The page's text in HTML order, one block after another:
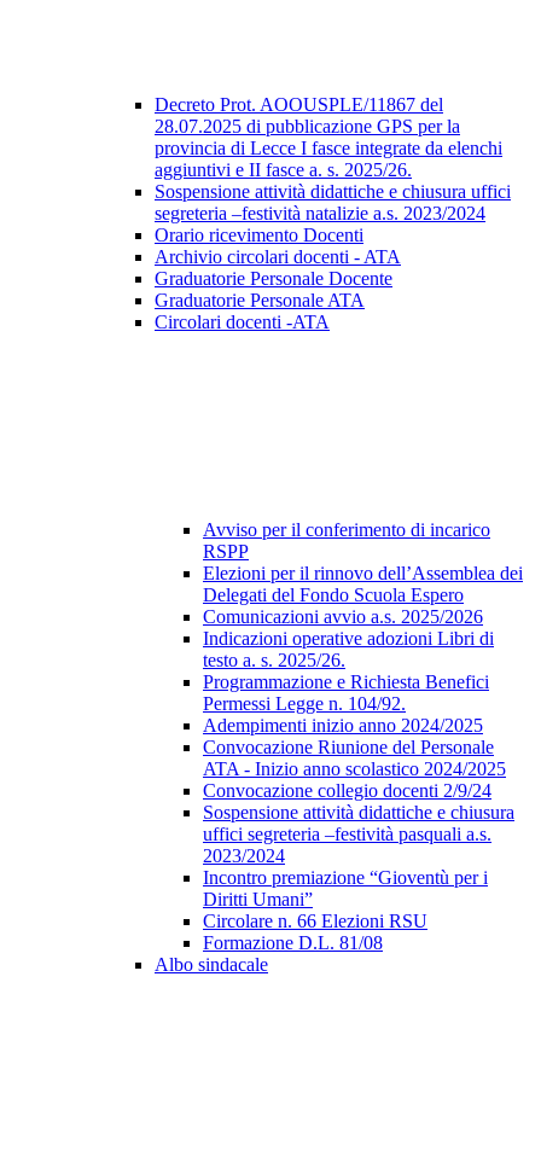
Decreto Prot. AOOUSPLE/11867 del
28.07.2025 di pubblicazione GPS per la
provincia di Lecce I fasce integrate da elenchi
aggiuntivi e II fasce a. s. 2025/26.
Sospensione attività didattiche e chiusura uffici
segreteria –festività natalizie a.s. 2023/2024
Orario ricevimento Docenti
Archivio circolari docenti - ATA
Graduatorie Personale Docente
Graduatorie Personale ATA
Circolari docenti -ATA
Avviso per il conferimento di incarico
RSPP
Elezioni per il rinnovo dell’Assemblea dei
Delegati del Fondo Scuola Espero
Comunicazioni avvio a.s. 2025/2026
Indicazioni operative adozioni Libri di
testo a. s. 2025/26.
Programmazione e Richiesta Benefici
Permessi Legge n. 104/92.
Adempimenti inizio anno 2024/2025
Convocazione Riunione del Personale
ATA - Inizio anno scolastico 2024/2025
Convocazione collegio docenti 2/9/24
Sospensione attività didattiche e chiusura
uffici segreteria –festività pasquali a.s.
2023/2024
Incontro premiazione “Gioventù per i
Diritti Umani”
Circolare n. 66 Elezioni RSU
Formazione D.L. 81/08
Albo sindacale